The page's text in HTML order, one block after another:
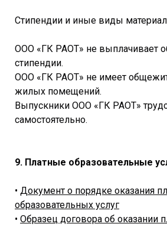
Стипендии и иные виды
ООО «ГК РАОТ» не выплачивает
стипендии.
ООО «ГК РАОТ» не имеет
жилых помещений.
Выпускники ООО «ГК РАОТ»
самостоятельно.
9. Платные образовательные
• Документ о порядке оказания
образовательных услуг
• Образец договора об оказании